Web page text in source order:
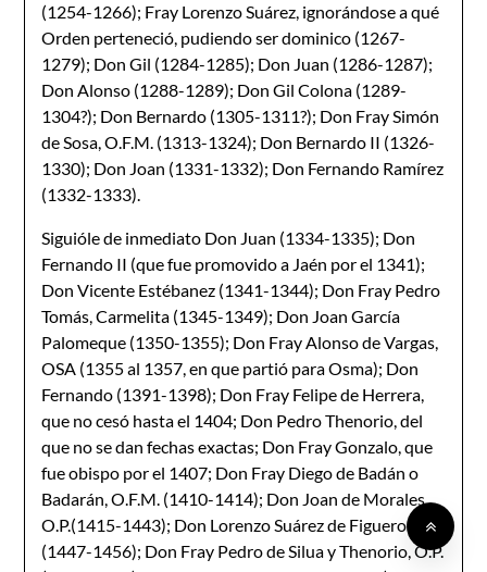
(1254-1266); Fray Lorenzo Suárez, ignorándose a qué
Orden perteneció, pudiendo ser dominico (1267-
1279); Don Gil (1284-1285); Don Juan (1286-1287);
Don Alonso (1288-1289); Don Gil Colona (1289-
1304?); Don Bernardo (1305­-1311?); Don Fray Simón
de Sosa, O.F.M. (1313-1324); Don Bernardo II (1326-
1330); Don Joan (1331-1332); Don Fernando Ramírez
(1332-1333).
Siguióle de inmediato Don Juan (1334-1335); Don
Fernando II (que fue promovido a Jaén por el 1341);
Don Vicente Estébanez (1341-1344); Don Fray Pedro
Tomás, Carmelita (1345-1349); Don Joan García
Palomeque (1350-1355); Don Fray Alonso de Vargas,
OSA (1355 al 1357, en que partió para Osma); Don
Fernando (1391-1398); Don Fray Felipe de Herrera,
que no cesó hasta el 1404; Don Pedro Thenorio, del
que no se dan fechas exactas; Don Fray Gonzalo, que
fue obispo por el 1407; Don Fray Diego de Badán o
Badarán, O.F.M. (1410-1414); Don Joan de Morales,
O.P.(1415-1443); Don Lorenzo Suárez de Figueroa
(1447-1456); Don Fray Pedro de Silua y Thenorio, O.P.